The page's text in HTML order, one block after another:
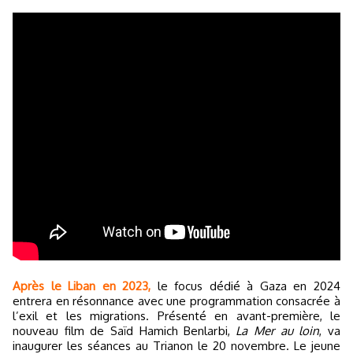
Après le Liban en 2023, le focus dédié à Gaza en 2024
entrera en résonnance avec une programmation consacrée à
l’exil et les migrations. Présenté en avant-première, le
nouveau film de Saïd Hamich Benlarbi, La Mer au loin, va
inaugurer les séances au Trianon le 20 novembre. Le jeune